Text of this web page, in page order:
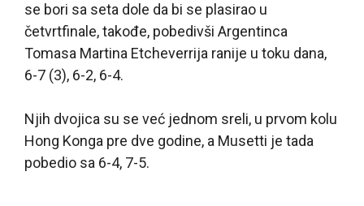
se bori sa seta dole da bi se plasirao u
četvrtfinale, takođe, pobedivši Argentinca
Tomasa Martina Etcheverrija ranije u toku dana,
6-7 (3), 6-2, 6-4.
Njih dvojica su se već jednom sreli, u prvom kolu
Hong Konga pre dve godine, a Musetti je tada
pobedio sa 6-4, 7-5.